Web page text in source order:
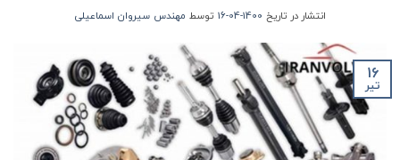
انتشار در تاریخ 1400-04-16 توسط مهندس سیروان اسماعیلی
16
تیر